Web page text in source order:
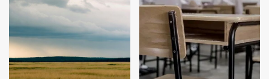
4
Accidente en Ruta 5: falleció un
joven de Trenque Lauquen